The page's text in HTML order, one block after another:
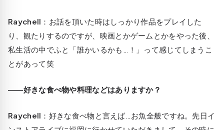
Raychell ：お話を頂いた時はしっかり作品をプレイした
り、観たりするのですが、映画とかゲームとかをやった後、
私生活の中でふと「誰かいるかも…！」って感じてしまうこ
とがあって笑
――好きな食べ物や料理などはありますか？
Raychell ：好きな食べ物と言えば…お魚全般ですね。先日イ